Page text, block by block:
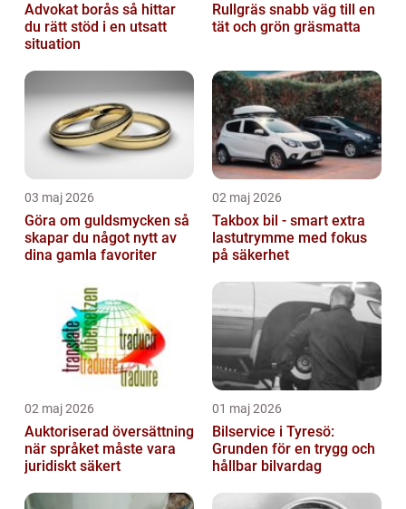
Advokat borås så hittar
du rätt stöd i en utsatt
situation
Rullgräs snabb väg till en
tät och grön gräsmatta
03 maj 2026
Göra om guldsmycken så
skapar du något nytt av
dina gamla favoriter
02 maj 2026
Takbox bil - smart extra
lastutrymme med fokus
på säkerhet
02 maj 2026
Auktoriserad översättning
när språket måste vara
juridiskt säkert
01 maj 2026
Bilservice i Tyresö:
Grunden för en trygg och
hållbar bilvardag